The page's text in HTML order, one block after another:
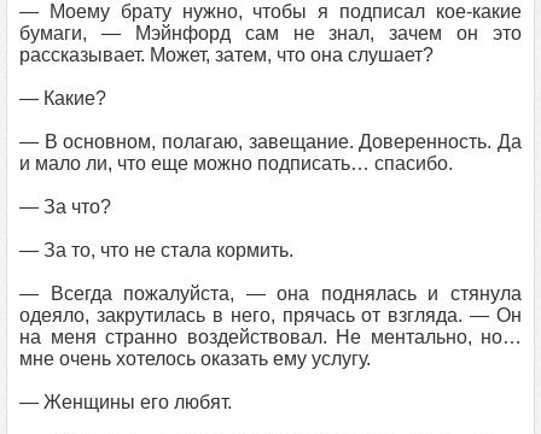
— Моему брату нужно, чтобы я подписал кое-какие
бумаги, — Мэйнфорд сам не знал, зачем он это
рассказывает. Может, затем, что она слушает?
— Какие?
— В основном, полагаю, завещание. Доверенность. Да
и мало ли, что еще можно подписать… спасибо.
— За что?
— За то, что не стала кормить.
— Всегда пожалуйста, — она поднялась и стянула
одеяло, закрутилась в него, прячась от взгляда. — Он
на меня странно воздействовал. Не ментально, но…
мне очень хотелось оказать ему услугу.
— Женщины его любят.